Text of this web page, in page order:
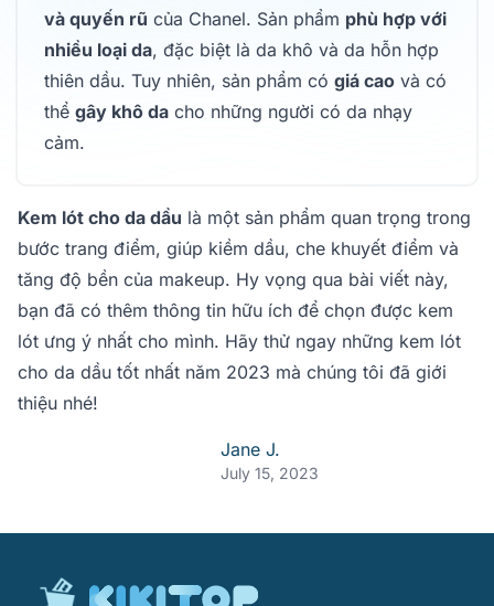
và quyến rũ của Chanel. Sản phẩm phù hợp với
nhiều loại da, đặc biệt là da khô và da hỗn hợp
thiên dầu. Tuy nhiên, sản phẩm có giá cao và có
thể gây khô da cho những người có da nhạy
cảm.
Kem lót cho da dầu là một sản phẩm quan trọng trong
bước trang điểm, giúp kiềm dầu, che khuyết điểm và
tăng độ bền của makeup. Hy vọng qua bài viết này,
bạn đã có thêm thông tin hữu ích để chọn được kem
lót ưng ý nhất cho mình. Hãy thử ngay những kem lót
cho da dầu tốt nhất năm 2023 mà chúng tôi đã giới
thiệu nhé!
Jane J.
July 15, 2023